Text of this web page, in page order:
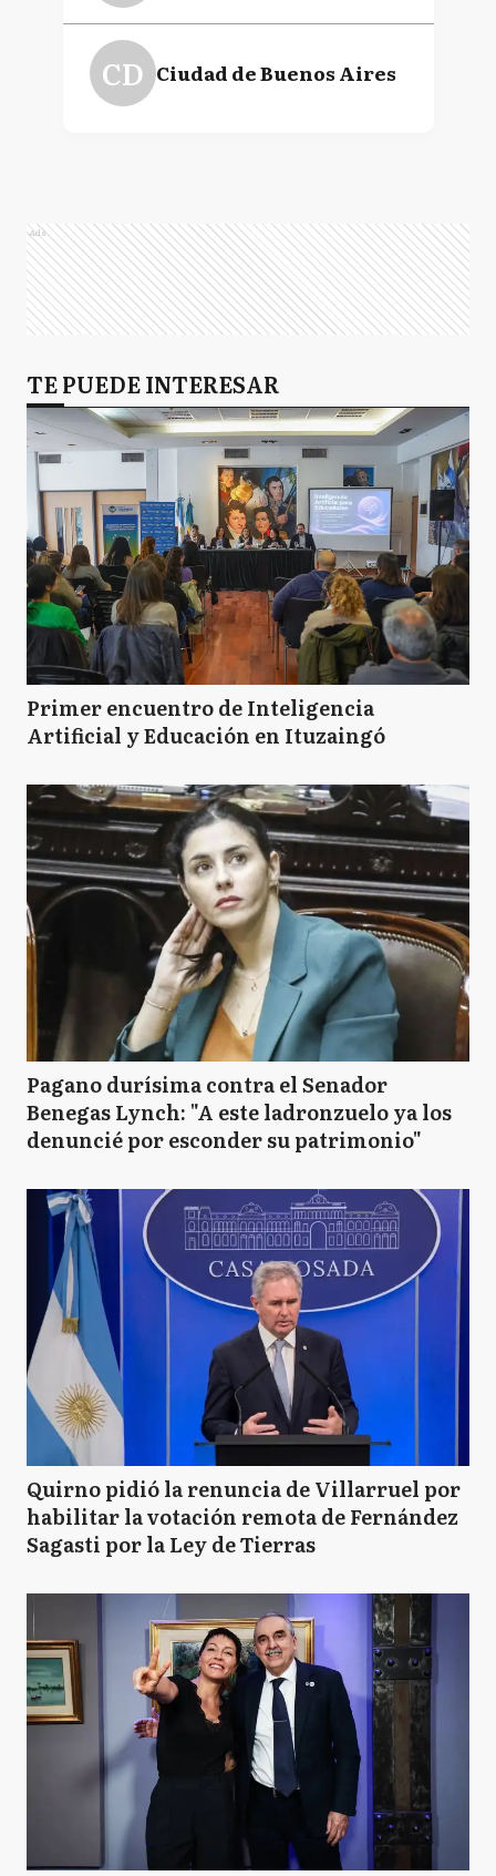
CD Ciudad de Buenos Aires
Ads
TE PUEDE INTERESAR
Primer encuentro de Inteligencia
Artificial y Educación en Ituzaingó
Pagano durísima contra el Senador
Benegas Lynch: "A este ladronzuelo ya los
denuncié por esconder su patrimonio"
Quirno pidió la renuncia de Villarruel por
habilitar la votación remota de Fernández
Sagasti por la Ley de Tierras